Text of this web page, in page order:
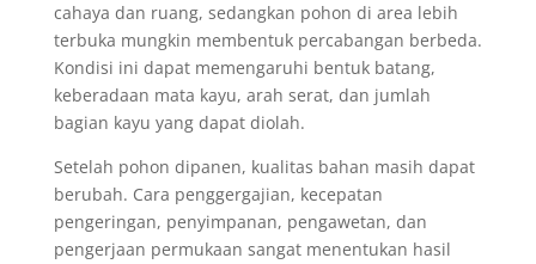
cahaya dan ruang, sedangkan pohon di area lebih
terbuka mungkin membentuk percabangan berbeda.
Kondisi ini dapat memengaruhi bentuk batang,
keberadaan mata kayu, arah serat, dan jumlah
bagian kayu yang dapat diolah.
Setelah pohon dipanen, kualitas bahan masih dapat
berubah. Cara penggergajian, kecepatan
pengeringan, penyimpanan, pengawetan, dan
pengerjaan permukaan sangat menentukan hasil